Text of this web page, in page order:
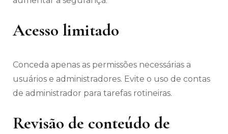
Acesso limitado
Conceda apenas as permissões necessárias a
usuários e administradores. Evite o uso de contas
de administrador para tarefas rotineiras.
Revisão de conteúdo de